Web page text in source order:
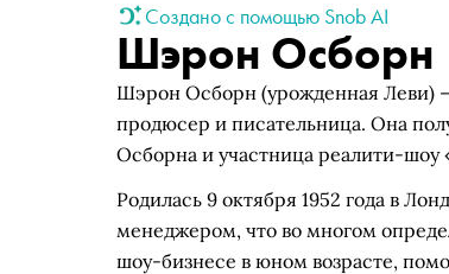
Создано с помощью Snob AI
Шэрон Осборн
Шэрон Осборн (урожденная Леви)
продюсер и писательница. Она
Осборна и участница реалити-шоу
Родилась 9 октября 1952 года в
менеджером, что во многом
шоу-бизнесе в юном возрасте,